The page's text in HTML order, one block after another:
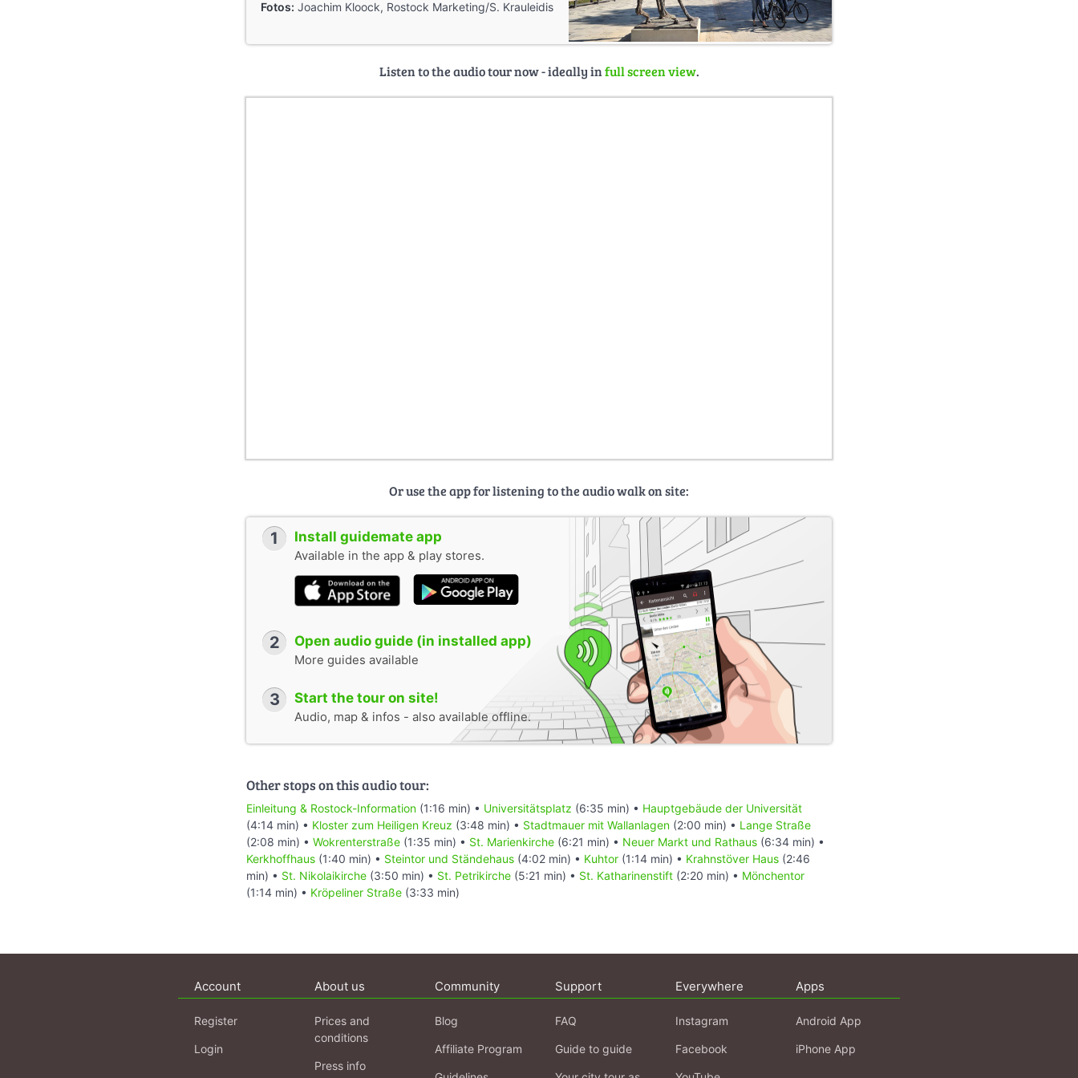
Fotos: Joachim Kloock, Rostock Marketing/S. Krauleidis
Listen to the audio tour now - ideally infull screen view.
Or use the app for listening to the audio walk on site:
1 Install guidemate app
Available in the app & play stores.
2 Open audio guide (in installed app)
More guides available
3 Start the tour on site!
Audio, map & infos - also available offline.
Other stops on this audio tour:
Einleitung & Rostock-Information (1:16 min) • Universitätsplatz (6:35 min) • Hauptgebäude der Universität
(4:14 min) • Kloster zum Heiligen Kreuz (3:48 min) • Stadtmauer mit Wallanlagen (2:00 min) • Lange Straße
(2:08 min) • Wokrenterstraße (1:35 min) • St. Marienkirche (6:21 min) • Neuer Markt und Rathaus (6:34 min) •
Kerkhoffhaus (1:40 min) • Steintor und Ständehaus (4:02 min) • Kuhtor (1:14 min) • Krahnstöver Haus (2:46
min) • St. Nikolaikirche (3:50 min) • St. Petrikirche (5:21 min) • St. Katharinenstift (2:20 min) • Mönchentor
(1:14 min) • Kröpeliner Straße (3:33 min)
Account
Register
Login
About us
Prices and
conditions
Press info
Community
Blog
Affiliate Program
Support
FAQ
Guide to guide
Everywhere
Instagram
Facebook
Apps
Android App
iPhone App